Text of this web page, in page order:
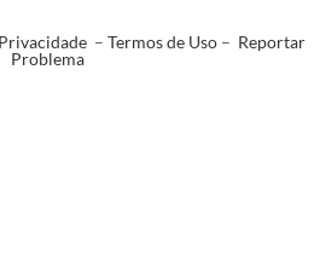
– Termos de Uso – Reportar
Problema